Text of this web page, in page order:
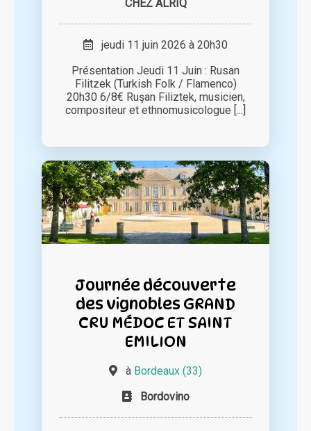
CHEZ ALRIQ
jeudi 11 juin 2026 à 20h30
Présentation Jeudi 11 Juin : Rusan
Filitzek (Turkish Folk / Flamenco)
20h30 6/8€ Ruşan Filiztek, musicien,
compositeur et ethnomusicologue [...]
Journée découverte
des vignobles GRAND
CRU MÉDOC ET SAINT
EMILION
à Bordeaux (33)
Bordovino